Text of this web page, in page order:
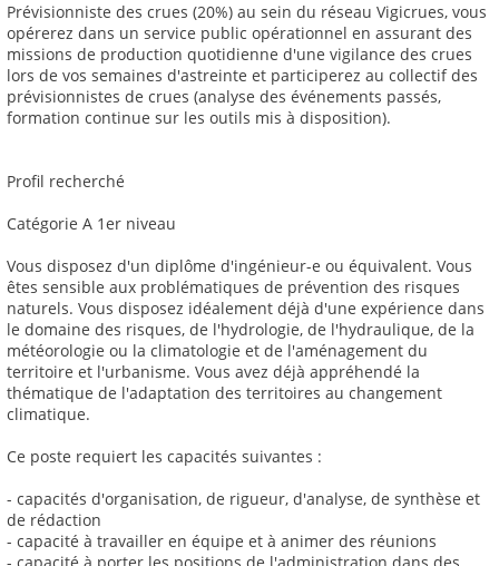
Prévisionniste des crues (20%) au sein du réseau Vigicrues, vous
opérerez dans un service public opérationnel en assurant des
missions de production quotidienne d'une vigilance des crues
lors de vos semaines d'astreinte et participerez au collectif des
prévisionnistes de crues (analyse des événements passés,
formation continue sur les outils mis à disposition).
Profil recherché
Catégorie A 1er niveau
Vous disposez d'un diplôme d'ingénieur-e ou équivalent. Vous
êtes sensible aux problématiques de prévention des risques
naturels. Vous disposez idéalement déjà d'une expérience dans
le domaine des risques, de l'hydrologie, de l'hydraulique, de la
météorologie ou la climatologie et de l'aménagement du
territoire et l'urbanisme. Vous avez déjà appréhendé la
thématique de l'adaptation des territoires au changement
climatique.
Ce poste requiert les capacités suivantes :
- capacités d'organisation, de rigueur, d'analyse, de synthèse et
de rédaction
- capacité à travailler en équipe et à animer des réunions